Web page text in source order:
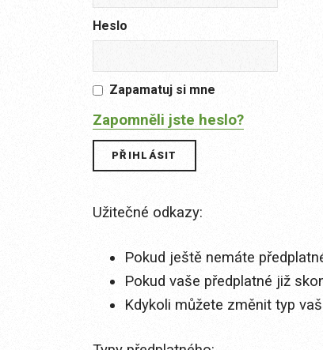
Heslo
Zapamatuj si mne
Zapomněli jste heslo?
Užitečné odkazy:
Pokud ještě nemáte
Pokud vaše předplatné již
Kdykoli můžete změnit typ